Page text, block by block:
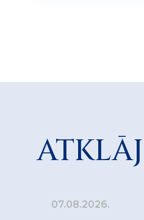
07.08.2026.